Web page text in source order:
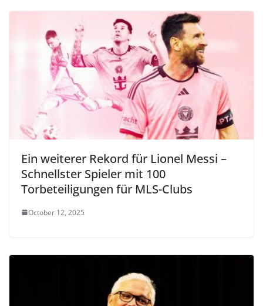
Ein weiterer Rekord für Lionel Messi –
Schnellster Spieler mit 100
Torbeteiligungen für MLS-Clubs
October 12, 2025